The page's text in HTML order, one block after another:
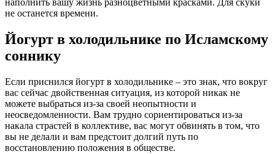
наполнить вашу жизнь разноцветными красками. Для скуки
не останется времени.
Йогурт в холодильнике по Исламскому
соннику
Если приснился йогурт в холодильнике – это знак, что вокруг
вас сейчас двойственная ситуация, из которой никак не
можете выбраться из-за своей неопытности и
неосведомленности. Вам трудно сориентироваться из-за
накала страстей в коллективе, вас могут обвинять в том, что
вы не делали и вам предстоит долгий путь по
восстановлению положения в обществе.